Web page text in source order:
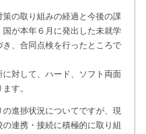
の取り組みの経過と今後の課
が本年６月に発出した未就学
、合同点検を行ったところで
対して、ハード、ソフト両面
す。
進捗状況についてですが、現
連携・接続に積極的に取り組